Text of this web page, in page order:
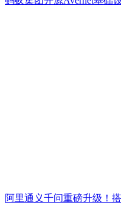
阿里通义千问重磅升级！